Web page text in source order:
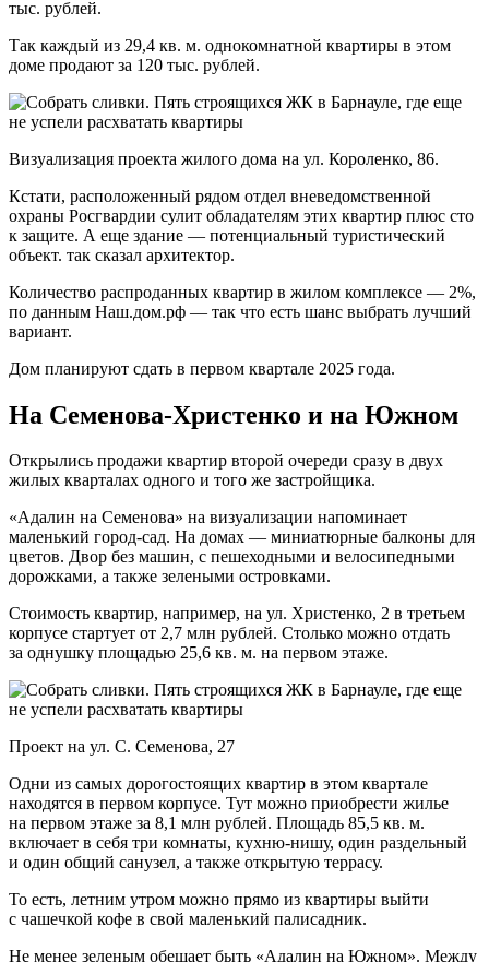
тыс. рублей.
Так каждый из 29,4 кв. м. однокомнатной квартиры в этом
доме продают за 120 тыс. рублей.
Визуализация проекта жилого дома на ул. Короленко, 86.
Кстати, расположенный рядом отдел вневедомственной
охраны Росгвардии сулит обладателям этих квартир плюс сто
к защите. А еще здание — потенциальный туристический
объект. так сказал архитектор.
Количество распроданных квартир в жилом комплексе — 2%,
по данным Наш.дом.рф — так что есть шанс выбрать лучший
вариант.
Дом планируют сдать в первом квартале 2025 года.
На Семенова-Христенко и на Южном
Открылись продажи квартир второй очереди сразу в двух
жилых кварталах одного и того же застройщика.
«Адалин на Семенова» на визуализации напоминает
маленький город-сад. На домах — миниатюрные балконы для
цветов. Двор без машин, с пешеходными и велосипедными
дорожками, а также зелеными островками.
Стоимость квартир, например, на ул. Христенко, 2 в третьем
корпусе стартует от 2,7 млн рублей. Столько можно отдать
за однушку площадью 25,6 кв. м. на первом этаже.
Проект на ул. С. Семенова, 27
Одни из самых дорогостоящих квартир в этом квартале
находятся в первом корпусе. Тут можно приобрести жилье
на первом этаже за 8,1 млн рублей. Площадь 85,5 кв. м.
включает в себя три комнаты, кухню-нишу, один раздельный
и один общий санузел, а также открытую террасу.
То есть, летним утром можно прямо из квартиры выйти
с чашечкой кофе в свой маленький палисадник.
Не менее зеленым обещает быть «Адалин на Южном». Между